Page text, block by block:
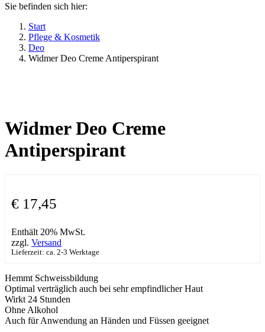
Sie befinden sich hier:
Start
Pflege & Kosmetik
Deo
Widmer Deo Creme Antiperspirant
Widmer Deo Creme
Antiperspirant
€ 17,45
Enthält 20% MwSt.
zzgl. Versand
Lieferzeit: ca. 2-3 Werktage
Hemmt Schweissbildung
Optimal verträglich auch bei sehr empfindlicher Haut
Wirkt 24 Stunden
Ohne Alkohol
Auch für Anwendung an Händen und Füssen geeignet